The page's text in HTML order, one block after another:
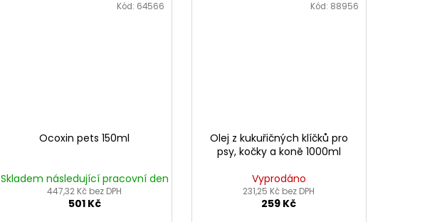
Ocoxin pets 150ml
Skladem následující pracovní den
447,32 Kč bez DPH
501 Kč
Kód: 64566
Olej z kukuřičných klíčků pro
psy, kočky a koně 1000ml
Vyprodáno
231,25 Kč bez DPH
259 Kč
Kód: 88956